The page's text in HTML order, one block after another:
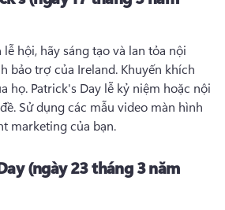
hội, hãy sáng tạo và lan tỏa nội
bảo trợ của Ireland. Khuyến khích
họ. Patrick's Day lễ kỷ niệm hoặc nội
Sử dụng các mẫu video màn hình
marketing của bạn.
(ngày 23 tháng 3 năm